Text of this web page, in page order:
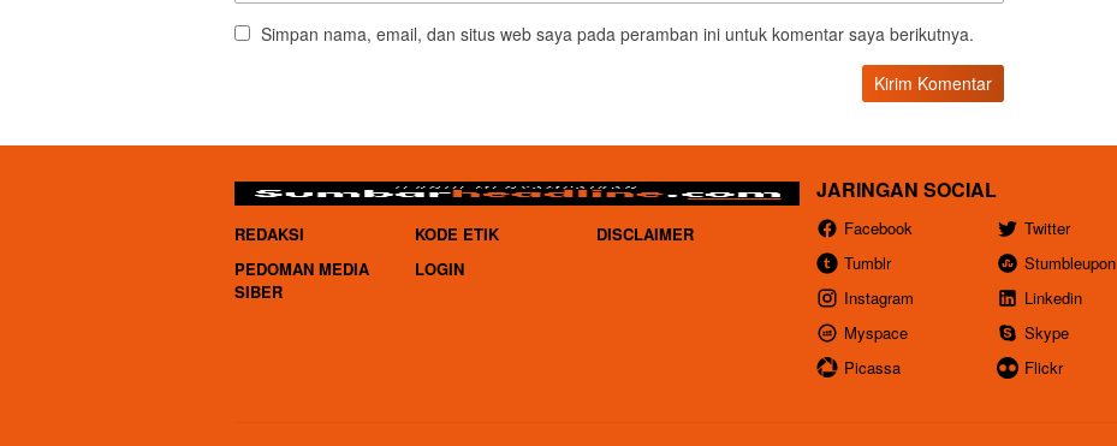
Simpan nama, email, dan situs web saya pada peramban ini untuk komentar saya berikutnya.
REDAKSI KODE ETIK
DISCLAIMER
PEDOMAN MEDIA
SIBER
LOGIN
JARINGAN SOCIAL
Facebook Twitter
Tumblr
Stumbleupon
Instagram
Linkedin
Myspace
Skype
Picassa
Flickr